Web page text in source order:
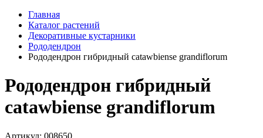
Главная
Каталог растений
Декоративные кустарники
Рододендрон
Рододендрон гибридный catawbiense grandiflorum
Рододендрон гибридный
catawbiense grandiflorum
Артикул: 008650